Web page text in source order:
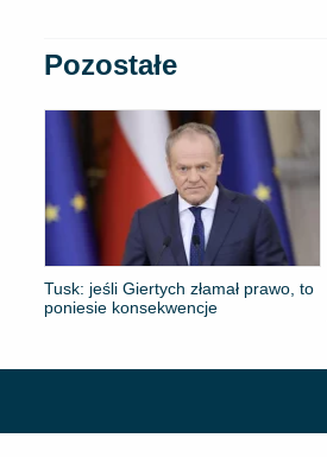
Pozostałe
Tusk: jeśli Giertych złamał prawo, to
poniesie konsekwencje